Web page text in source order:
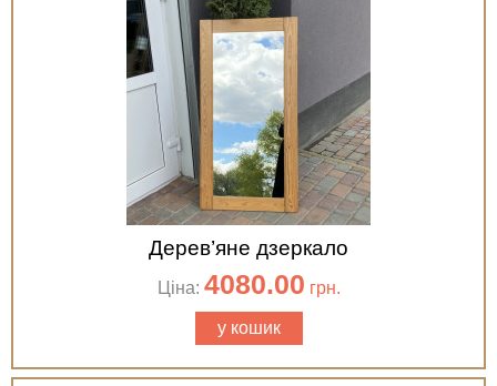
Дерев’яне дзеркало
Ціна: 4080.00 грн.
у кошик